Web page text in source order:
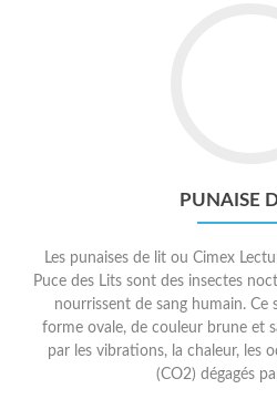
PUNAISE
Les punaises de lit ou Cimex
Puce des Lits sont des insectes
nourrissent de sang humain.
forme ovale, de couleur brune et
par les vibrations, la chaleur, les
(CO2) dégagés